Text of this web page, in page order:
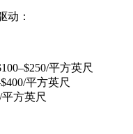
动：
平方英尺
平方英尺
平方英尺